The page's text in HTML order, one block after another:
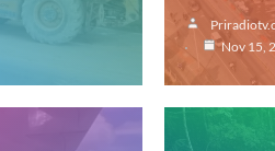
Nov 15,